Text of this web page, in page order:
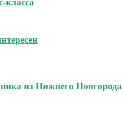
класса
из Нижнего Новгорода